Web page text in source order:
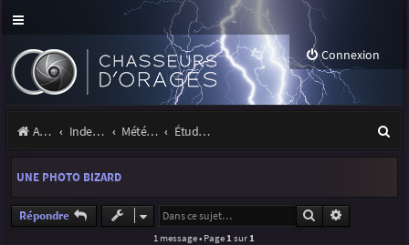
Connexion
Accueil Index du forum Météo et climatologie des orages Étude de phénomènes orageux
e
UNE PHOTO BIZARD
Répondre Rechercher
1 message • Page 1 sur 1